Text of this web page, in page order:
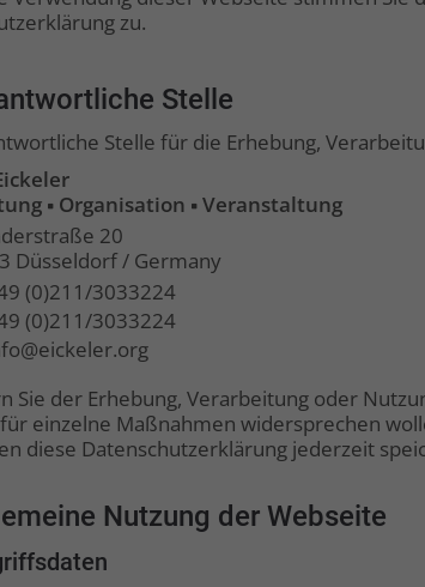
zu.
Stelle
Stelle für die Erhebung,
Organisation
Veranstaltung
20
Düsseldorf / Germany
(0)211/3033224
(0)211/3033224
Sie der Erhebung, Verarbeitung oder
einzelne Maßnahmen widersprechen
diese Datenschutzerklärung jederzeit
Nutzung der Webseite